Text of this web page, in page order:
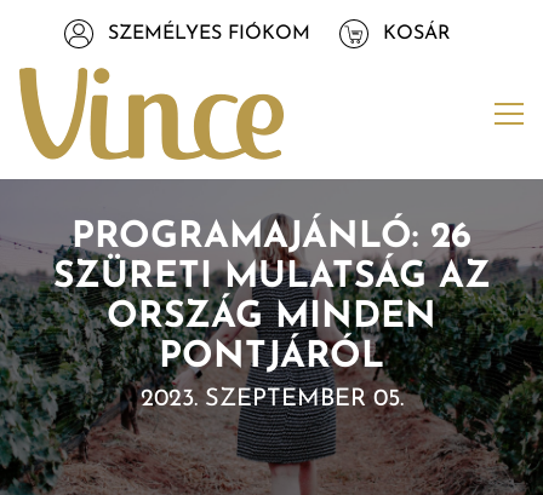
Tovább a tartalomhozSZEMÉLYES FIÓKOM KOSÁR
PROGRAMAJÁNLÓ: 26
SZÜRETI MULATSÁG AZ
ORSZÁG MINDEN
PONTJÁRÓL
2023. SZEPTEMBER 05.